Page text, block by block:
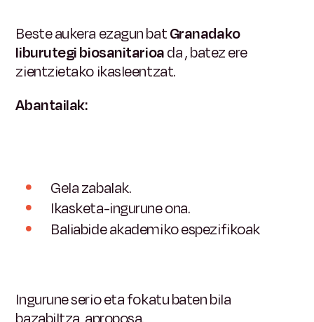
Beste aukera ezagun batGranadako
liburutegi biosanitarioada, batez ere
zientzietako ikasleentzat.
Abantailak:
Gela zabalak.
Ikasketa-ingurune ona.
Baliabide akademiko espezifikoak
Ingurune serio eta fokatu baten bila